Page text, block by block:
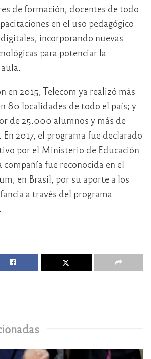
de formación, docentes de todo
en el uso pedagógico
incorporando nuevas
para potenciar la
en 2015, Telecom ya realizó más
80 localidades de todo el país; y
de 25.000 alumnos y más de
2017, el programa fue declarado
por el Ministerio de Educación
compañía fue reconocida en el
en Brasil, por su aporte a los
a través del programa